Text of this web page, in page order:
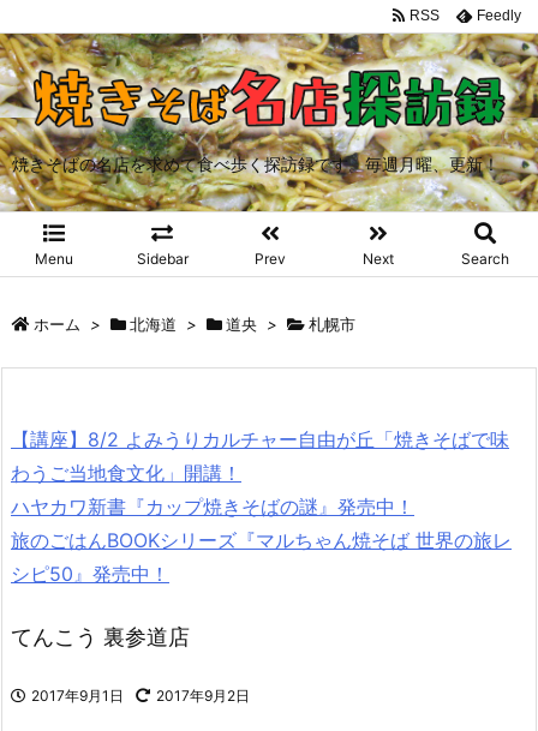
焼きそばの名店を求めて食べ歩く探訪録です。毎週月曜、更新！
Menu Sidebar Prev Next Search
RSS Feedly
ホーム > 北海道 > 道央 > 札幌市
【講座】8/2 よみうりカルチャー自由が丘「焼きそばで味
わうご当地食文化」開講！
ハヤカワ新書『カップ焼きそばの謎』発売中！
旅のごはんBOOKシリーズ『マルちゃん焼そば 世界の旅レ
シピ50』発売中！
てんこう 裏参道店
2017年9月1日 2017年9月2日